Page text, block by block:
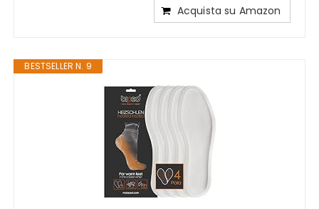
Acquista su Amazon
BESTSELLER N. 9